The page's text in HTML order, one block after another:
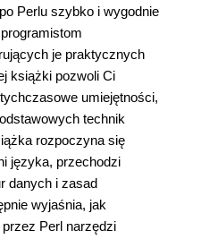
Perlu szybko i wygodnie
je praktycznych
książki pozwoli Ci
umiejętności,
technik
rozpoczyna się
języka, przechodzi
danych i zasad
wyjaśnia, jak
Perl narzędzi